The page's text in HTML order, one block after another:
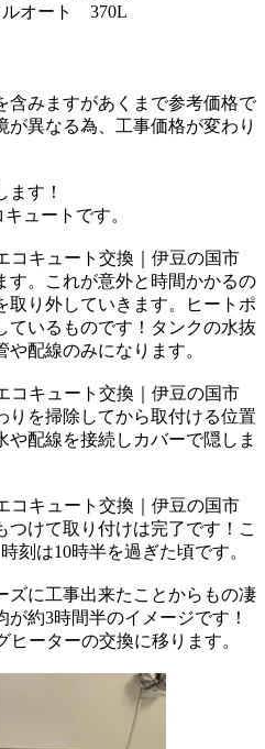
ルオート 370L
みますがあくまで参考価格で
が異なる為、工事価格が変わり
す！
ュートです。
。
これが意外と時間かかるの
り外していきます。
ヒートポ
いるものです！ タンクの水抜
配線のみになります。
りを掃除してから取付ける位置
や配線を接続しカバーで隠しま
けて取り付けは完了です！ こ
刻は10時半を過ぎた頃です。
ズに工事出来たことからもの凄
が約3時間半のイメージです！
ーターの交換に移ります。